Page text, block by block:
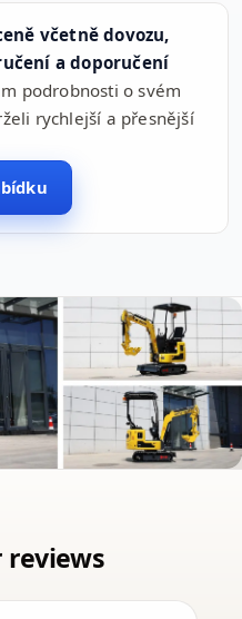
včetně dovozu,
a doporučení
podrobnosti o svém
rychlejší a přesnější